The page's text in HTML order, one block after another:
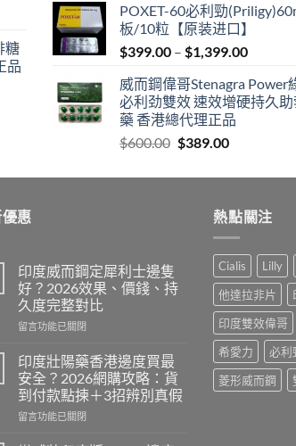
糖
品
was:
$600.00.
is:
$409.00.
POXET-60必利勁
板/10粒【原装进口】
$399.00 – $1,399.00Price
through
威而鋼偉哥Stenagra Power
必利劲雙效 速效增硬持久
藥 香港總代理正品
$600.00 Original
was:
$389.00Current
is:
惠
印度威而鋼定犀利士邊隻
好？2026效果、價錢、持
久度完整對比
在
度
威
而
鋼
定
留言功能已關閉
印度壯陽藥香港邊度買最
安全？2026網購攻略：貨
到付款點揀＋3招辨別真假
在
留言功能已關閉
熱點關注
Cialis Lilly
他達拉非片
印度雙效偉哥
希愛力
必利
菱形威而鋼